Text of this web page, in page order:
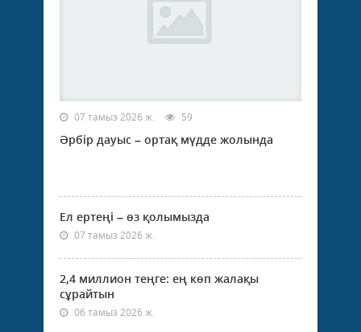
07 тамыз 2026 ж. 59
Әрбір дауыс – ортақ мүдде жолында
Ел ертеңі – өз қолымызда
07 тамыз 2026 ж.
2,4 миллион теңге: ең көп жалақы
сұрайтын
06 тамыз 2026 ж.